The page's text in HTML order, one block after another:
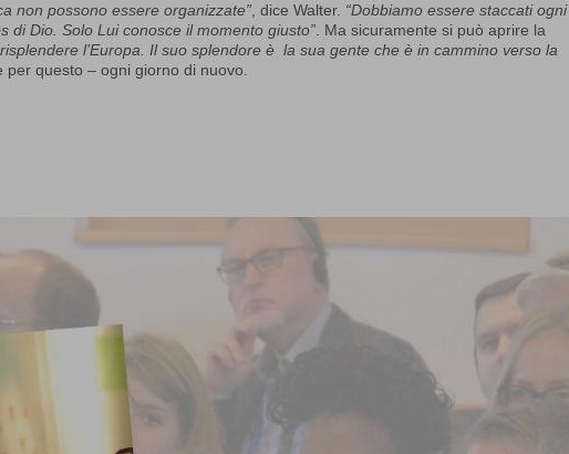
non possono essere organizzate” , dice Walter. “Dobbiamo essere staccati ogni
di Dio. Solo Lui conosce il momento giusto” . Ma sicuramente si può aprire la
l’Europa. Il suo splendore è la sua gente che è in cammino verso la
questo – ogni giorno di nuovo.